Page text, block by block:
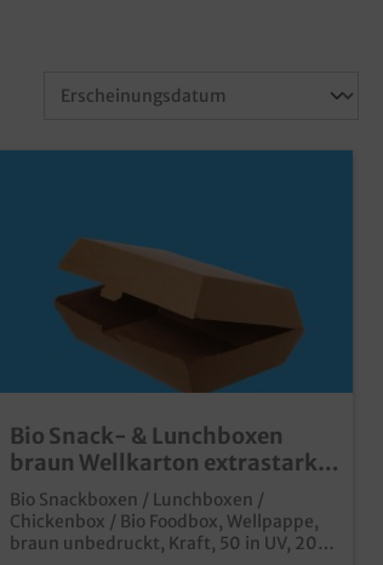
Bio Snack- & Lunchboxen
braun Wellkarton extrastark
200St versch. Größen
Bio Snackboxen / Lunchboxen /
Chickenbox / Bio Foodbox, Wellpappe,
braun unbedruckt, Kraft, 50 in UV, 200